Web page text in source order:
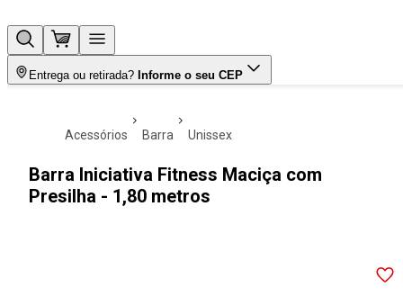
Entrega ou retirada? Informe o seu CEP
acessórios barra unissex
Barra Iniciativa Fitness Maciça com
Presilha - 1,80 metros